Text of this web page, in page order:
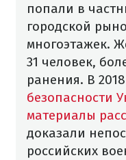
попали в
городской
многоэтажек.
31 человек,
ранения. В
безопасности
материалы
доказали
российских